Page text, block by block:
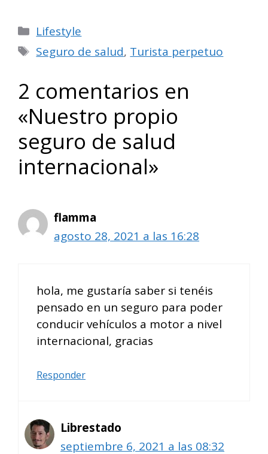
Categorías
Lifestyle
Etiquetas
Seguro de salud, Turista perpetuo
2 comentarios en
«Nuestro propio
seguro de salud
internacional»
flamma
agosto 28, 2021 a las 16:28
hola, me gustaría saber si tenéis
pensado en un seguro para poder
conducir vehículos a motor a nivel
internacional, gracias
Responder
Librestado
septiembre 6, 2021 a las 08:32